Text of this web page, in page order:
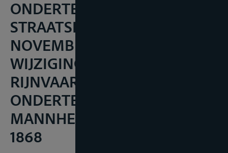
ONDERTEKEND TE
STRAATSBURG OP 28
NOVEMBER 1963, TOT
WIJZIGING VAN DE HERZIENE
RIJNVAARTAKTE,
ONDERTEKEND TE
MANNHEIM DE 17e OKTOBER
1868